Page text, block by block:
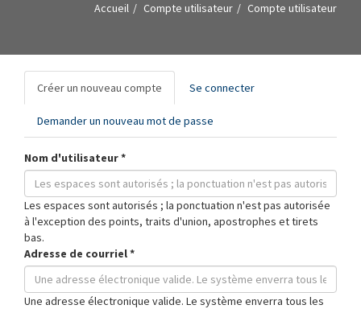
Accueil Compte utilisateur Compte utilisateur
Onglets
principaux
Créer un nouveau compte (onglet
actif)
Se connecter
Demander un nouveau mot de passe
Nom d'utilisateur*
Les espaces sont autorisés ; la ponctuation n'est pas autorisée
à l'exception des points, traits d'union, apostrophes et tirets
bas.
Adresse de courriel*
Une adresse électronique valide. Le système enverra tous les